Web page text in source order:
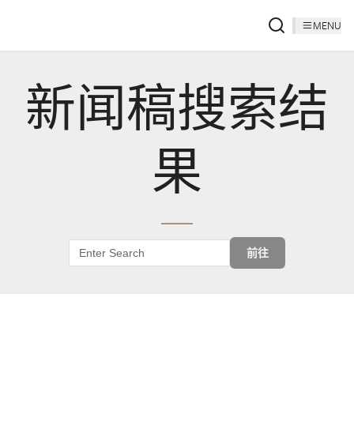
MENU
新闻稿搜索结
果
前往